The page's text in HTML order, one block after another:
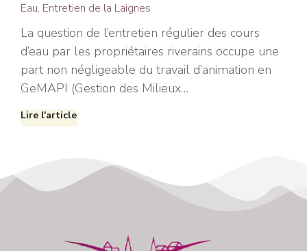
Eau, Entretien de la Laignes
La question de l’entretien régulier des cours
d’eau par les propriétaires riverains occupe une
part non négligeable du travail d’animation en
GeMAPI (Gestion des Milieux…
Lire l'article